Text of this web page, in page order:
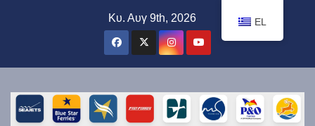
Κυ. Αυγ 9th, 2026 EL